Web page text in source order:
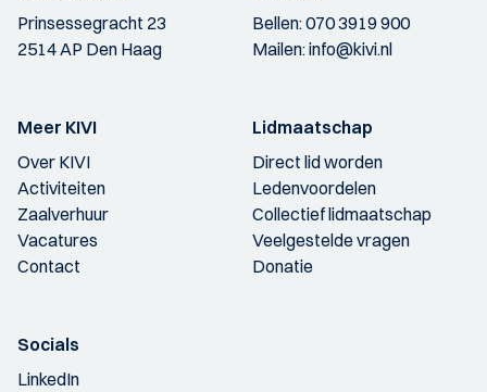
Prinsessegracht 23
2514 AP Den Haag
Bellen:070 3919 900
Mailen:info@kivi.nl
Meer KIVI
Over KIVI
Activiteiten
Zaalverhuur
Vacatures
Contact
Lidmaatschap
Direct lid worden
Ledenvoordelen
Collectief lidmaatschap
Veelgestelde vragen
Donatie
Socials
LinkedIn